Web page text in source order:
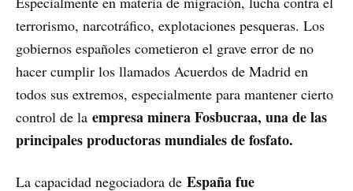
terrorismo, narcotráfico, explotaciones pesqueras. Los
gobiernos españoles cometieron el grave error de no
hacer cumplir los llamados Acuerdos de Madrid en
todos sus extremos, especialmente para mantener cierto
control de la empresa minera Fosbucraa, una de las
principales productoras mundiales de fosfato.
La capacidad negociadora de España fue